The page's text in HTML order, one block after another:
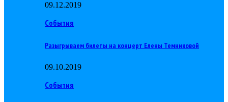
09.12.2019
События
Разыгрываем билеты на концерт Елены Темниковой
09.10.2019
События